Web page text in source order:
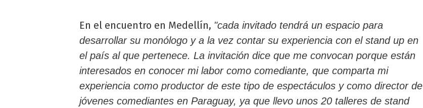
En el encuentro en Medellín, "cada invitado tendrá un espacio para
desarrollar su monólogo y a la vez contar su experiencia con el stand up en
el país al que pertenece. La invitación dice que me convocan porque están
interesados en conocer mi labor como comediante, que comparta mi
experiencia como productor de este tipo de espectáculos y como director de
jóvenes comediantes en Paraguay, ya que llevo unos 20 talleres de stand